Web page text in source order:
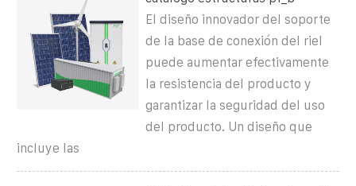
El diseño innovador del soporte
de la base de conexión del riel
puede aumentar efectivamente
la resistencia del producto y
garantizar la seguridad del uso
del producto. Un diseño que
incluye las